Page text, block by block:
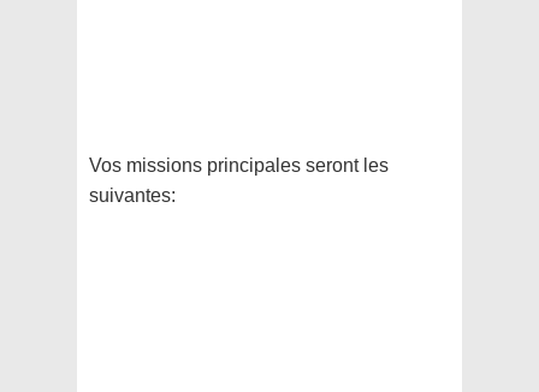
Vos missions principales seront les
suivantes: